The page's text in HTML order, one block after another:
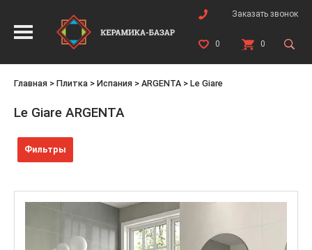
Заказать звонок
0 0
Главная > Плитка > Испания > ARGENTA > Le Giare
Le Giare ARGENTA
Фильтры